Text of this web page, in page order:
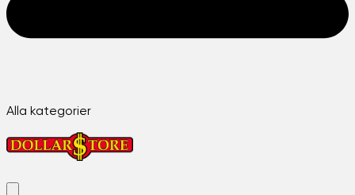
Alla kategorier